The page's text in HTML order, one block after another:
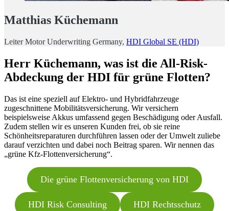
Matthias Küchemann
Leiter Motor Underwriting Germany, HDI Global SE (HDI)
Herr Küchemann, was ist die All-Risk-
Abdeckung der HDI für grüne Flotten?
Das ist eine speziell auf Elektro- und Hybridfahrzeuge
zugeschnittene Mobilitätsversicherung. Wir versichern
beispielsweise Akkus umfassend gegen Beschädigung oder Ausfall.
Zudem stellen wir es unseren Kunden frei, ob sie reine
Schönheitsreparaturen durchführen lassen oder der Umwelt zuliebe
darauf verzichten und dabei noch Beitrag sparen. Wir nennen das
„grüne Kfz-Flottenversicherung“.
Die grüne Flottenversicherung von HDI
HDI Risk Consulting HDI Rechtsschutz